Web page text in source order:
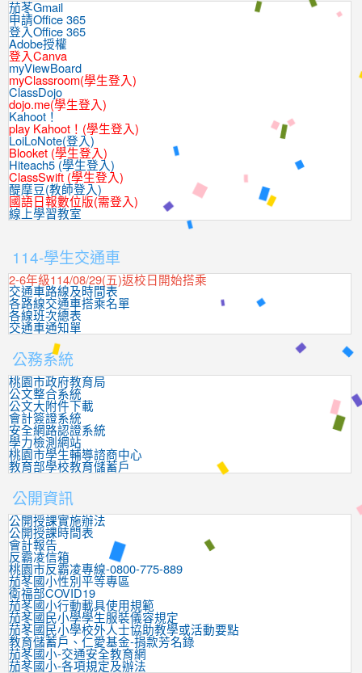
茄苳Gmail
申請Office 365
登入Office 365
Adobe授權
登入Canva
myViewBoard
myClassroom(學生登入)
ClassDojo
dojo.me(學生登入)
Kahoot！
play Kahoot！(學生登入)
LoiLoNote(登入)
Blooket (學生登入)
Hiteach5 (學生登入)
ClassSwift (學生登入)
醍摩豆(教師登入)
國語日報數位版(需登入)
線上學習教室
114-學生交通車
2-6年級114/08/29(五)返校日開始搭乘
交通車路線及時間表
各路線交通車搭乘名單
各線班次總表
交通車通知單
公務系統
桃園市政府教育局
公文整合系統
公文大附件下載
會計簽證系統
安全網路認證系統
學力檢測網站
桃園市學生輔導諮商中心
教育部學校教育儲蓄戶
公開資訊
公開授課實施辦法
公開授課時間表
會計報告
反霸凌信箱
桃園市反霸凌專線-0800-775-889
茄苳國小性別平等專區
衛福部COVID19
茄苳國小行動載具使用規範
茄苳國民小學學生服裝儀容規定
茄苳國民小學校外人士協助教學或活動要點
教育儲蓄戶、仁愛基金-捐款芳名錄
茄苳國小-交通安全教育網
茄苳國小-各項規定及辦法